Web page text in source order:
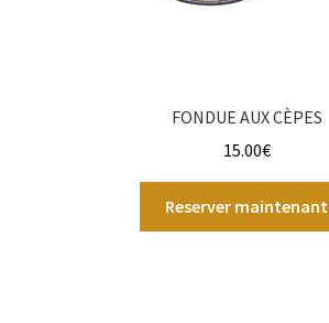
FONDUE AUX CÈPES
15.00€
Reserver maintenant